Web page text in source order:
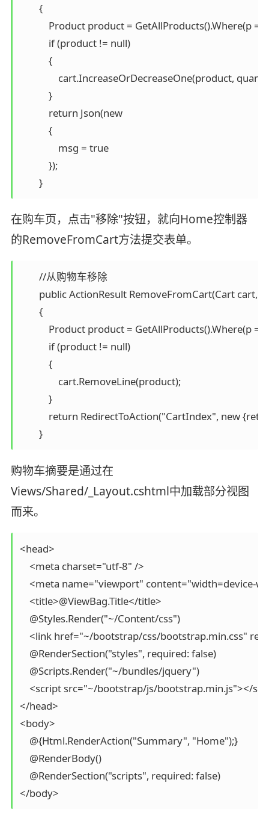
        {
Product product = GetAllProducts().Where(p =>
            if (product != null)
            {
cart.IncreaseOrDecreaseOne(product,
            }
            return Json(new
            {
                msg = true
            });
        }
在购车页，点击"移除"按钮，就向Home控制器
的RemoveFromCart方法提交表单。
        //从购物车移除
public ActionResult RemoveFromCart(Cart cart,
        {
Product product = GetAllProducts().Where(p =>
            if (product != null)
            {
                cart.RemoveLine(product);
            }
return RedirectToAction("CartIndex", new
        }
购物车摘要是通过在
Views/Shared/_Layout.cshtml中加载部分视图
而来。
<head>
    <meta charset="utf-8" />
<meta name="viewport" content="width=device-
    <title>@ViewBag.Title</title>
    @Styles.Render("~/Content/css")
<link href="~/bootstrap/css/bootstrap.min.css"
    @RenderSection("styles", required: false)
    @Scripts.Render("~/bundles/jquery")
<script src="~/bootstrap/js/bootstrap.min.js"></
</head>
<body>
    @{Html.RenderAction("Summary", "Home");}
    @RenderBody()
    @RenderSection("scripts", required: false)
</body>